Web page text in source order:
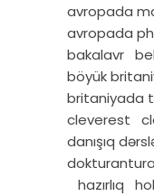
avropada
avropada
bakalavr
böyük
britaniyada
cleverest
danışıq
dokturantura
hazırlıq